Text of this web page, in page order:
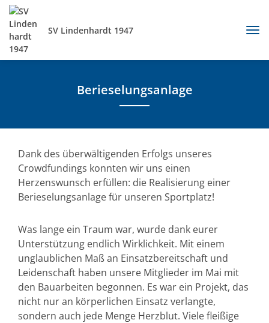
SV Lindenhardt 1947
Berieselungsanlage
Dank des überwältigenden Erfolgs unseres
Crowdfundings konnten wir uns einen
Herzenswunsch erfüllen: die Realisierung einer
Berieselungsanlage für unseren Sportplatz!
Was lange ein Traum war, wurde dank eurer
Unterstützung endlich Wirklichkeit. Mit einem
unglaublichen Maß an Einsatzbereitschaft und
Leidenschaft haben unsere Mitglieder im Mai mit
den Bauarbeiten begonnen. Es war ein Projekt, das
nicht nur an körperlichen Einsatz verlangte,
sondern auch jede Menge Herzblut. Viele fleißige